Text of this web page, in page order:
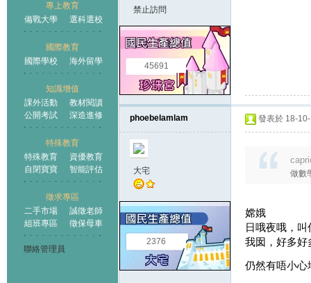
專上教育
備戰大學
選科選校
國際教育
國際學校
海外留學
知識增值
課外活動
教材閱讀
公開考試
深造進修
特殊教育
特殊教育
資優教育
自閉寶寶
智能評估
徵求專區
二手市場
誠徵老師
組班專區
徵保母車
聯絡管理員
禁止訪問
45691
phoebelamlam
大宅
2376
發表於 18-
做數
嫦娥
日哦夜哦，
我囡，好多好
仍然有唔小